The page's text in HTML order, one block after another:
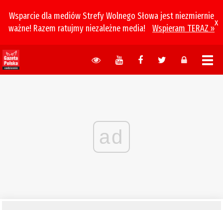
Wsparcie dla mediów Strefy Wolnego Słowa jest niezmiernie
ważne! Razem ratujmy niezależne media!
Wspieram TERAZ »
x
ad